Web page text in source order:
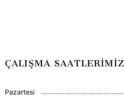
ÇALIŞMA SAATLERİMİZ
Pazartesi